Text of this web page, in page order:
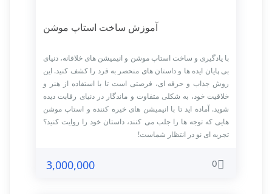
آموزش ساخت استاپ موشن
با یادگیری و ساخت استاپ موشن و انیمیشن ‌های خلاقانه، دنیای
بی ‌پایان ایده ‌ها و داستان ‌های منحصر به ‌فرد را کشف کنید. این
روش جذاب و حرفه ‌ای، فرصتی است تا با استفاده از هنر و
خلاقیت خود، به شکلی متفاوت و ماندگار در دنیای رقابت دیده
شوید. آماده ‌اید تا با انیمیشن‌ های خیره‌ کننده و استاپ موشن
‌هایی که توجه‌ ها را جلب می‌ کنند، داستان خود را روایت کنید؟
تجربه‌ ای نو در انتظار شماست!
0
3,000,000